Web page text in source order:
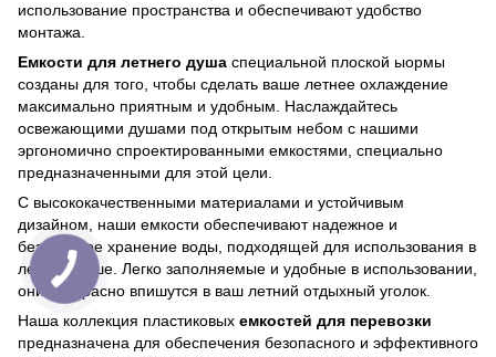
использование пространства и обеспечивают удобство
монтажа.
Емкости для летнего душа специальной плоской ыормы
созданы для того, чтобы сделать ваше летнее охлаждение
максимально приятным и удобным. Наслаждайтесь
освежающими душами под открытым небом с нашими
эргономично спроектированными емкостями, специально
предназначенными для этой цели.
С высококачественными материалами и устойчивым
дизайном, наши емкости обеспечивают надежное и
безопасное хранение воды, подходящей для использования в
летнем душе. Легко заполняемые и удобные в использовании,
они прекрасно впишутся в ваш летний отдыхный уголок.
Наша коллекция пластиковых емкостей для перевозки
предназначена для обеспечения безопасного и эффективного